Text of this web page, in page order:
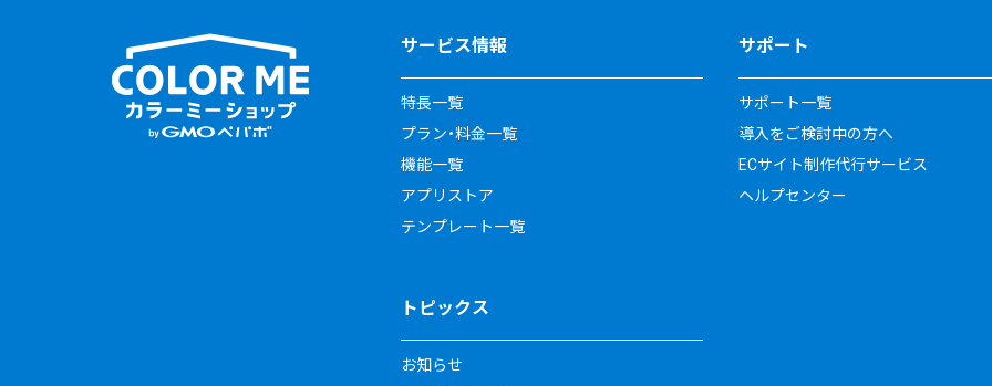
サービス情報
特長一覧
プラン・料金一覧
機能一覧
アプリストア
テンプレート一覧
サポート
サポート一覧
導入をご検討中の方へ
ECサイト制作代行サービス
ヘルプセンター
トピックス
お知らせ